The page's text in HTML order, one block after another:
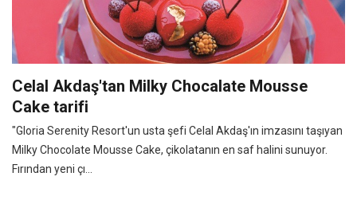
Celal Akdaş'tan Milky Chocalate Mousse
Cake tarifi
"Gloria Serenity Resort'un usta şefi Celal Akdaş'ın imzasını taşıyan
Milky Chocolate Mousse Cake, çikolatanın en saf halini sunuyor.
Fırından yeni çı...